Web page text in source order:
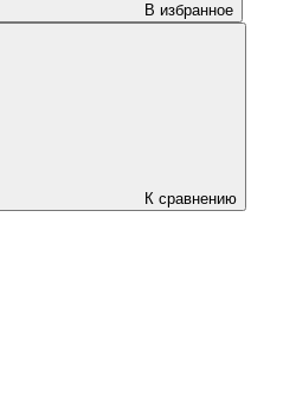
В избранное
К сравнению